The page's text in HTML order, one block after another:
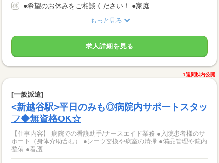
●希望のお休みをご相談ください！ ●家庭...
もっと見る
求人詳細を見る
1週間以内公開
[一般派遣]
<新越谷駅>平日のみも◎病院内サポートスタッ
フ◆無資格OK☆
【仕事内容】 病院での看護助手/ナースエイド業務 ●入院患者様のサ
ポート（身体介助含む） ●シーツ交換や病室の清掃 ●備品管理や院内
整備 ●看護...